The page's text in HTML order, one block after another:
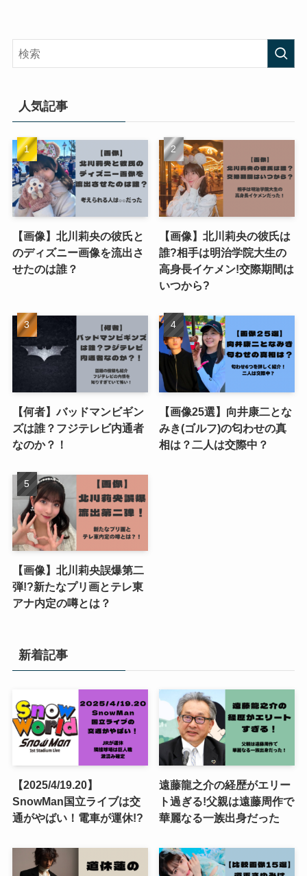
人気記事
【画像】北川莉央の彼氏と
のディズニー画像を流出さ
せたのは誰？
【画像】北川莉央の彼氏は
誰?相手は明治学院大生の
高身長イケメン!交際期間は
いつから?
【何者】バッドマンビギン
ズは誰？フジテレビ内通者
なのか？！
【画像25選】向井康二とな
みき(ゴルフ)の匂わせの真
相は？二人は交際中？
【画像】北川莉央誤爆第二
弾!?新たなプリ画とテレ東
アナ内定の噂とは？
新着記事
【2025/4/19.20】
SnowMan国立ライブは交
通がやばい！電車が運休!?
遠藤龍之介の経歴がエリー
ト過ぎる!父親は遠藤周作で
華麗なる一族出身だった